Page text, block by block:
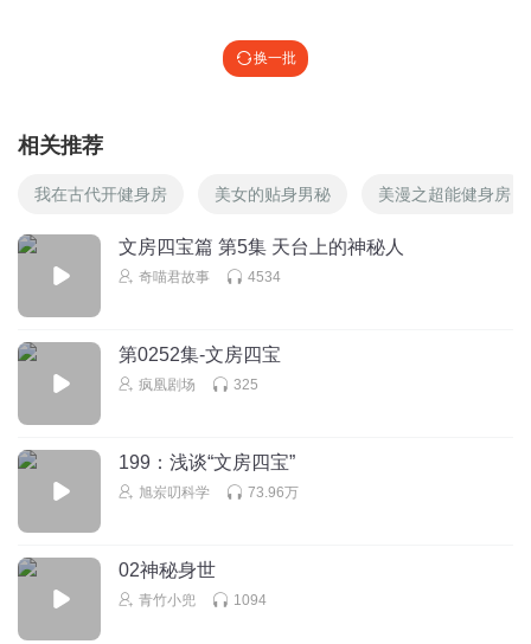
换一批
相关推荐
我在古代开健身房 美女的贴身男秘 美漫之超能健身房
文房四宝篇 第5集 天台上的神秘人
奇喵君故事 4534
第0252集-文房四宝
疯凰剧场 325
199：浅谈“文房四宝”
旭岽叨科学 73.96万
02神秘身世
青竹小兜 1094